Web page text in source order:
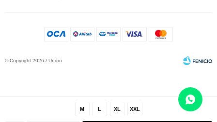
M L XL XXL
© Copyright 2026 / Undici